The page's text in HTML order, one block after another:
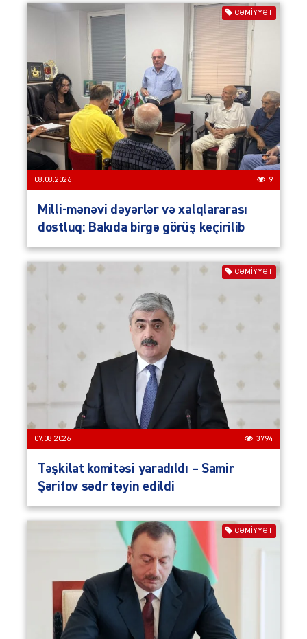
CƏMIYYƏT
08.08.2026 9
Milli-mənəvi dəyərlər və xalqlararası
dostluq: Bakıda birgə görüş keçirilib
CƏMIYYƏT
07.08.2026 3794
Təşkilat komitəsi yaradıldı – Samir
Şərifov sədr təyin edildi
CƏMIYYƏT